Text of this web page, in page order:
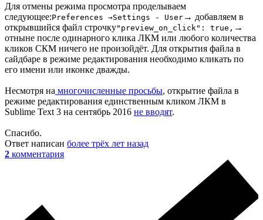
Для отмены режима просмотра проделываем
следующее:Preferences →Settings - User → добавляем в
открывшийся файл строчку"preview_on_click": true, →
отныне после одинарного клика ЛКМ или любого количества
кликов СКМ ничего не произойдёт. Для открытия файла в
сайдбаре в режиме редактирования необходимо кликать по
его имени или иконке дважды.
Несмотря на многочисленные просьбы, открытие файла в
режиме редактирования единственным кликом ЛКМ в
Sublime Text 3 на сентябрь 2016 не вводят.
Спасибо.
Ответ написан более трёх лет назад
2 комментария